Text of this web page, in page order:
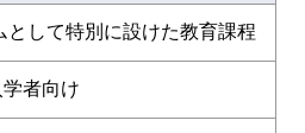
として特別に設けた教育課程
者向け